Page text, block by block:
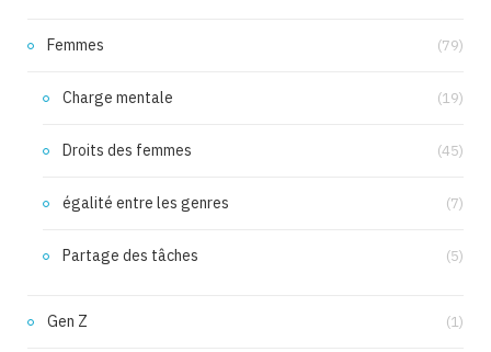
Femmes (79)
Charge mentale (19)
Droits des femmes (45)
égalité entre les genres (7)
Partage des tâches (5)
Gen Z (1)